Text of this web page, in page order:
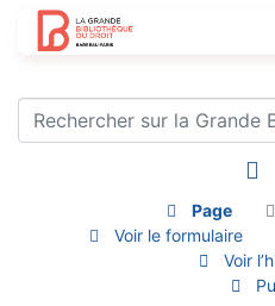
Page
Voir le formulaire
Voir